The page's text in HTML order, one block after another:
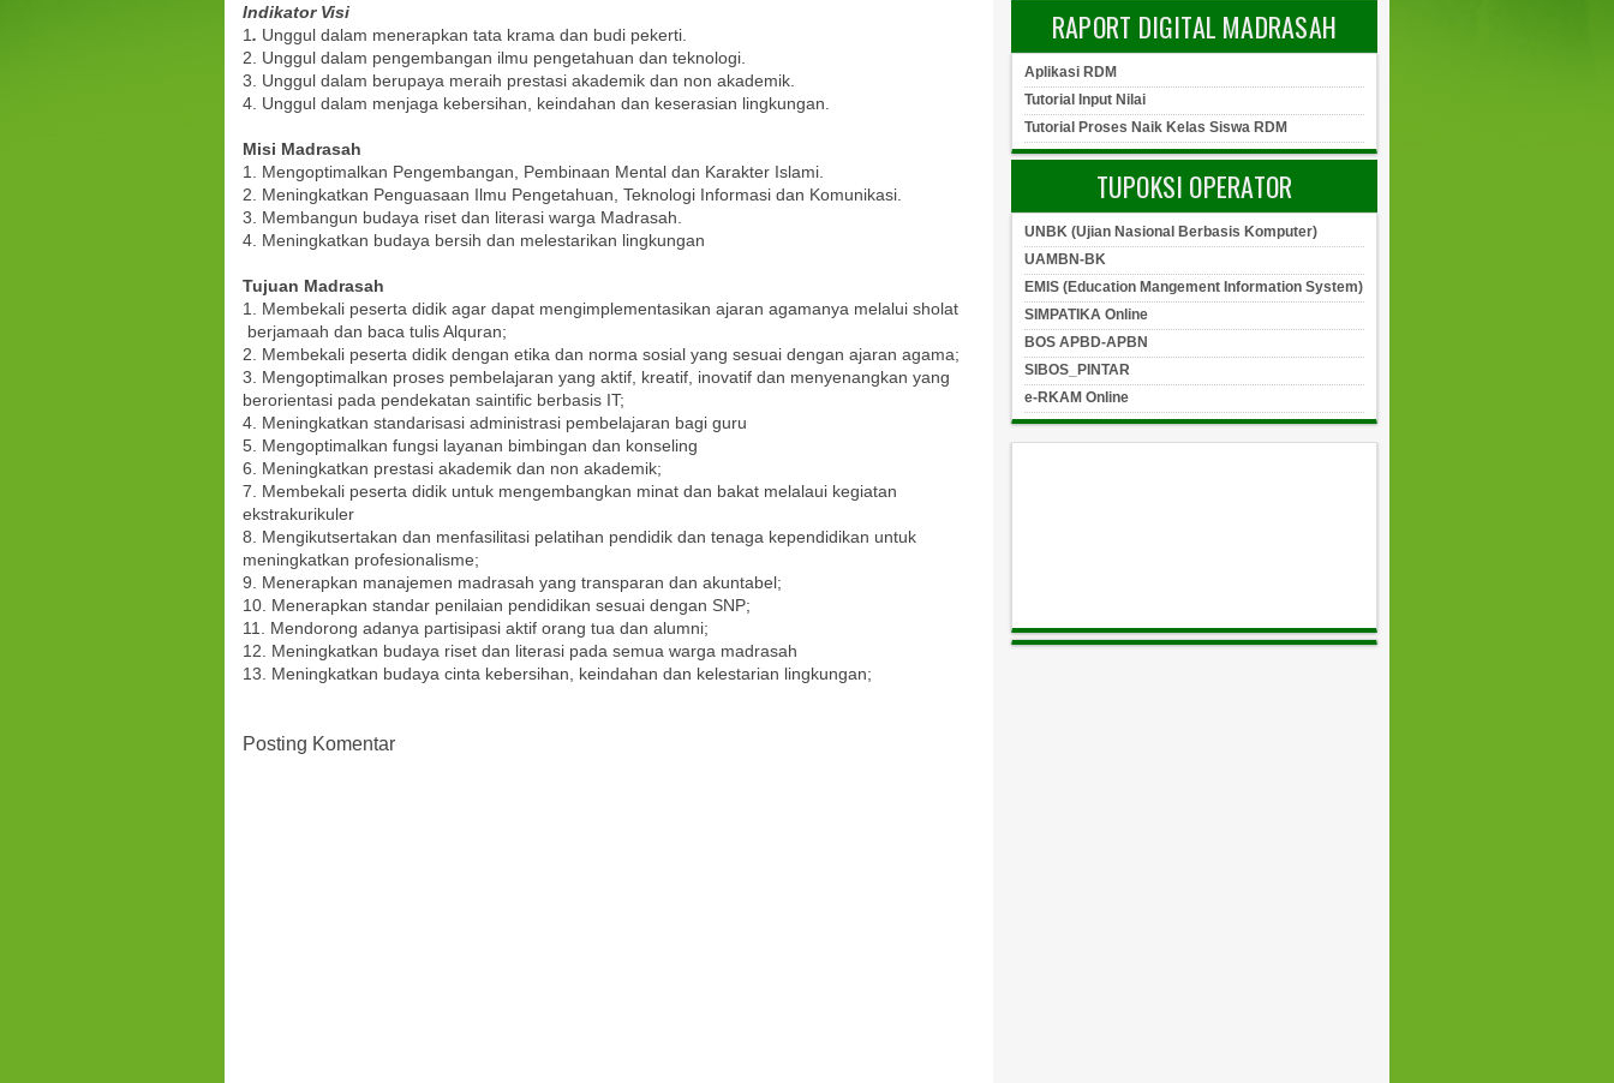
Indikator Visi
1. Unggul dalam menerapkan tata krama dan budi pekerti.
2. Unggul dalam pengembangan ilmu pengetahuan dan teknologi.
3. Unggul dalam berupaya meraih prestasi akademik dan non akademik.
4. Unggul dalam menjaga kebersihan, keindahan dan keserasian lingkungan.
Misi Madrasah
1. Mengoptimalkan Pengembangan, Pembinaan Mental dan Karakter Islami
2. Meningkatkan Penguasaan Ilmu Pengetahuan, Teknologi Informasi dan Komunikasi.
3. Membangun budaya riset dan literasi warga Madrasah.
4. Meningkatkan budaya bersih dan melestarikan lingkungan
Tujuan Madrasah
1. Membekali peserta didik agar dapat mengimplementasikan ajaran agamanya melalui sholat
berjamaah dan baca tulis Alquran;
2. Membekali peserta didik dengan etika dan norma sosial yang sesuai dengan ajaran agama;
3. Mengoptimalkan proses pembelajaran yang aktif, kreatif, inovatif dan menyenangkan yang
berorientasi pada pendekatan saintific berbasis IT;
4. Meningkatkan standarisasi administrasi pembelajaran bagi guru
5. Mengoptimalkan fungsi layanan bimbingan dan konseling
6. Meningkatkan prestasi akademik dan non akademik;
7. Membekali peserta didik untuk mengembangkan minat dan bakat melalaui kegiatan
ekstrakurikuler
8. Mengikutsertakan dan menfasilitasi pelatihan pendidik dan tenaga kependidikan untuk
meningkatkan profesionalisme;
9. Menerapkan manajemen madrasah yang transparan dan akuntabel;
10. Menerapkan standar penilaian pendidikan sesuai dengan SNP;
11. Mendorong adanya partisipasi aktif orang tua dan alumni;
12. Meningkatkan budaya riset dan literasi pada semua warga madrasah
13. Meningkatkan budaya cinta kebersihan, keindahan dan kelestarian lingkungan;
Posting Komentar
RAPORT DIGITAL MADRASAH
Aplikasi RDM
Tutorial Input Nilai
Tutorial Proses Naik Kelas Siswa RDM
TUPOKSI OPERATOR
UNBK (Ujian Nasional Berbasis Komputer)
UAMBN-BK
EMIS (Education Mangement Information System)
SIMPATIKA Online
BOS APBD-APBN
SIBOS_PINTAR
e-RKAM Online